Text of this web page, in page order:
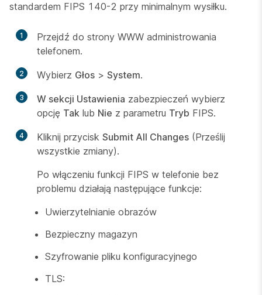
standardem FIPS 140-2 przy minimalnym wysiłku.
1
Przejdź do strony WWW administrowania
telefonem.
2 Wybierz Głos > System.
3 W sekcji Ustawienia zabezpieczeń wybierz
opcję Tak lub Nie z parametru Tryb FIPS.
4 Kliknij przycisk Submit All Changes (Prześlij
wszystkie zmiany).
Po włączeniu funkcji FIPS w telefonie bez
problemu działają następujące funkcje:
Uwierzytelnianie obrazów
Bezpieczny magazyn
Szyfrowanie pliku konfiguracyjnego
TLS: